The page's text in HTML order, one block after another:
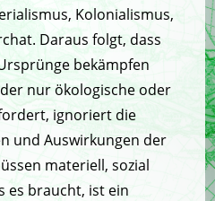
Kolonialismus,
Daraus folgt, dass
bekämpfen
nur ökologische oder
ignoriert die
und Auswirkungen der
materiell, sozial
es braucht, ist ein